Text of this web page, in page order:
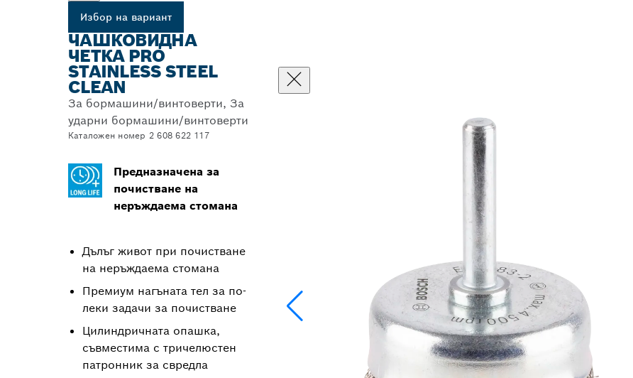
Избор на вариант
ЧАШКОВИДНА
ЧЕТКА PRO
STAINLESS STEEL
CLEAN
За бормашини/винтоверти, За
ударни бормашини/винтоверти
Каталожен номер 2 608 622 117
Предназначена за
почистване на
неръждаема стомана
Дълъг живот при почистване
на неръждаема стомана
Премиум нагъната тел за по-
леки задачи за почистване
Цилиндричната опашка,
съвместима с тричелюстен
патронник за свредла